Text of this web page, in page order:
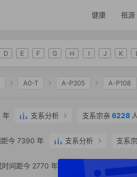
健康 祖源
D E F G H I J K L
A0-T A-P305 A-P108
O-FGC12511 O-F117 O-
O-CTS2801
年 支系分析 支系宗亲 6228 人
距今 7390 年 支系分析 支系
时间距今 2770 年